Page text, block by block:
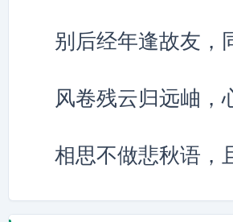
别后经年逢故友，
风卷残云归远岫，
相思不做悲秋语，